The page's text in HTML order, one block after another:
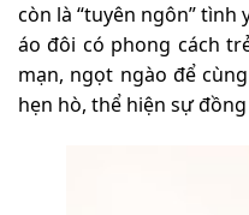
còn là “tuyên ngôn” tình
áo đôi có phong cách
mạn, ngọt ngào để
hẹn hò, thể hiện sự